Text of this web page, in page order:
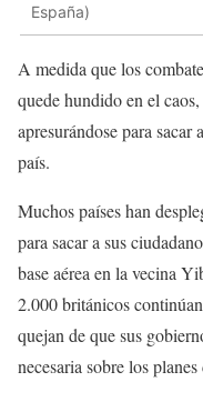
España)
A medida que los
quede hundido en el
apresurándose para
país.
Muchos países han
para sacar a sus
base aérea en la vecina
2.000 británicos
quejan de que sus
necesaria sobre los